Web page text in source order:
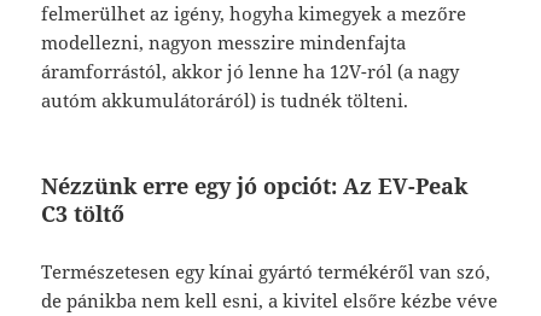
felmerülhet az igény, hogyha kimegyek a mezőre
modellezni, nagyon messzire mindenfajta
áramforrástól, akkor jó lenne ha 12V-ról (a nagy
autóm akkumulátoráról) is tudnék tölteni.
Nézzünk erre egy jó opciót: Az EV-Peak
C3 töltő
Természetesen egy kínai gyártó termékéről van szó,
de pánikba nem kell esni, a kivitel elsőre kézbe véve